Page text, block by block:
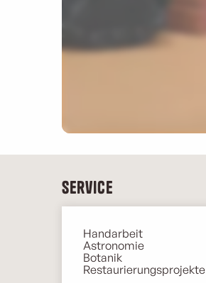
Service
Handarbeit
Astronomie
Botanik
Restaurierungsprojekte